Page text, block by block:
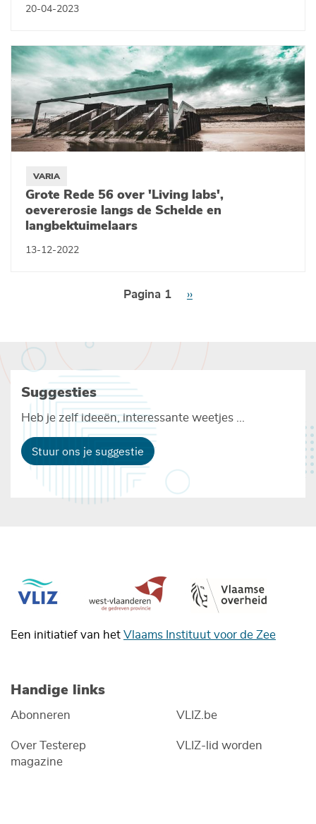
20-04-2023
VARIA
Grote Rede 56 over 'Living labs',
oevererosie langs de Schelde en
langbektuimelaars
13-12-2022
Pagina 1
Volgende
››
Suggesties
Heb je zelf ideeën, interessante weetjes ...
Stuur ons je suggestie
Een initiatief van het Vlaams Instituut voor de Zee
Handige links
Abonneren
Over Testerep
magazine
VLIZ.be
VLIZ-lid worden